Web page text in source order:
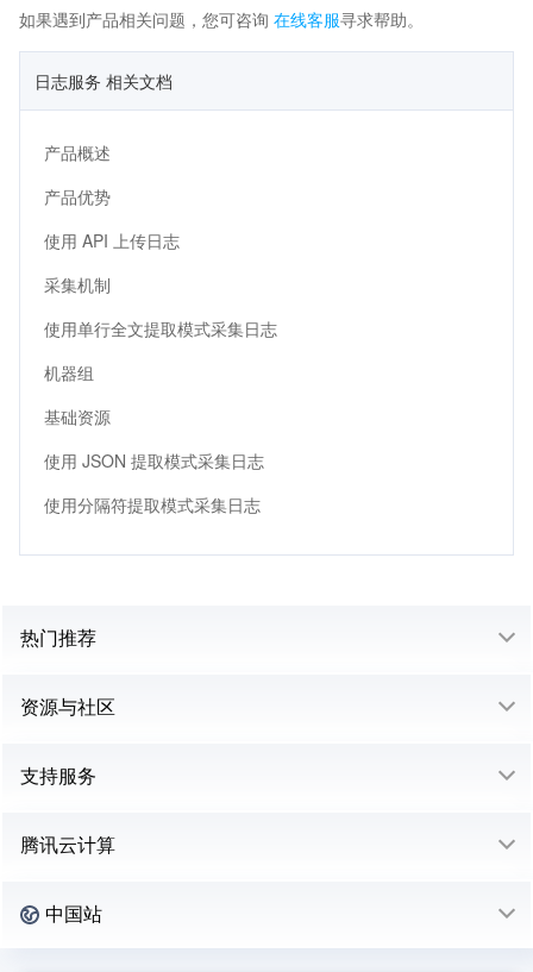
如果遇到产品相关问题，您可咨询 在线客服寻求帮助。
日志服务 相关文档
产品概述
产品优势
使用 API 上传日志
采集机制
使用单行全文提取模式采集日志
机器组
基础资源
使用 JSON 提取模式采集日志
使用分隔符提取模式采集日志
热门推荐
资源与社区
支持服务
腾讯云计算
中国站